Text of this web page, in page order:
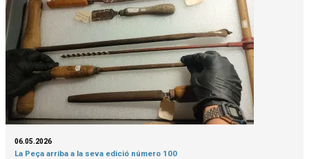
06.05.2026
La Peça arriba a la seva edició número 100